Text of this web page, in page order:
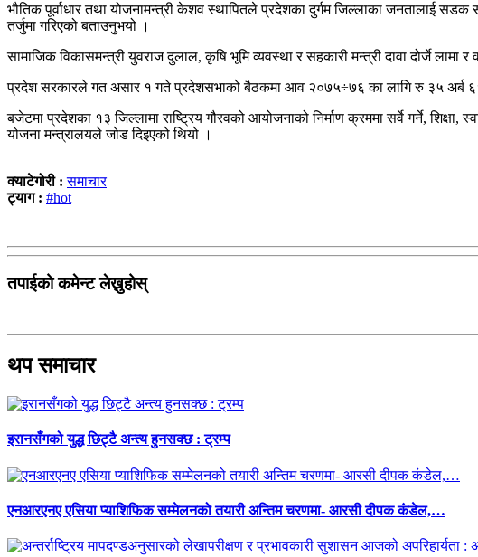
भौतिक पूर्वाधार तथा योजनामन्त्री केशव स्थापितले प्रदेशका दुर्गम जिल्लाका जनतालाई
तर्जुमा गरिएको बताउनुभयो ।
सामाजिक विकासमन्त्री युवराज दुलाल, कृषि भूमि व्यवस्था र सहकारी मन्त्री दावा दोर्जे
प्रदेश सरकारले गत असार १ गते प्रदेशसभाको बैठकमा आव २०७५÷७६ का लागि रु ३५ अर्ब
बजेटमा प्रदेशका १३ जिल्लामा राष्ट्रिय गौरवको आयोजनाको निर्माण क्रममा सर्वे गर्ने,
योजना मन्त्रालयले जोड दिइएको थियो ।
क्याटेगोरी :समाचार
ट्याग : #hot
तपाईको कमेन्ट लेख्नुहोस्
थप समाचार
इरानसँगको युद्ध छिट्टै अन्त्य हुनसक्छ : ट्रम्प
एनआरएनए एसिया प्याशिफिक सम्मेलनको तयारी अन्तिम चरणमा- आरसी दीपक कंडेल,…